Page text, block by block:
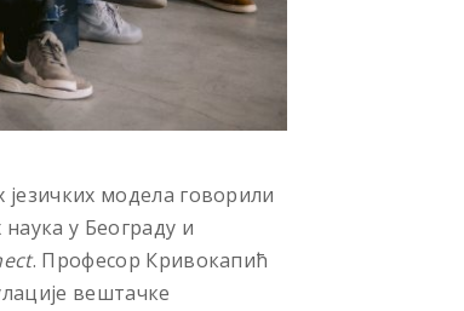
модела говорили
у Београду и
. Професор Кривокапић
вештачке